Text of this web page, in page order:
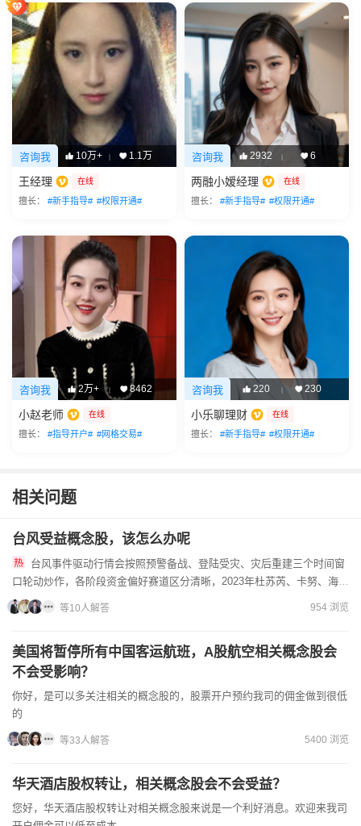
咨询我 10万+ | 1.1万
王经理 在线
擅长： #新手指导# #权限开通#
咨询我 2932 | 6
两融小嫒经理 在线
擅长： #新手指导# #权限开通#
咨询我 2万+ | 8462
小赵老师 在线
擅长： #指导开户# #网格交易#
咨询我 220 | 230
小乐聊理财 在线
擅长： #新手指导# #权限开通#
相关问题
台风受益概念股，该怎么办呢
口轮动炒作，各阶段资金偏好赛道区分清晰，2023年杜苏芮、卡努、海葵
连续登陆期间，市场资金沿着防汛抢险、应急物资、灾后修复、...
等10人解答 954 浏览
美国将暂停所有中国客运航班，A股航空相关概念股会
不会受影响？
你好，是可以多关注相关的概念股的，股票开户预约我司的佣金做到很低
的
等33人解答 5400 浏览
华天酒店股权转让，相关概念股会不会受益？
您好，华天酒店股权转让对相关概念股来说是一个利好消息。欢迎来我司